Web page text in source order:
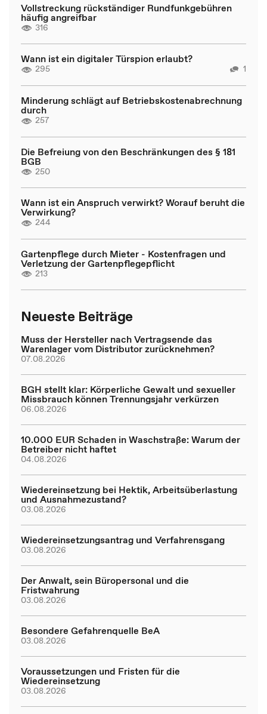
Vollstreckung rückständiger Rundfunkgebühren
häufig angreifbar
316
Wann ist ein digitaler Türspion erlaubt?
295 1
Minderung schlägt auf Betriebskostenabrechnung
durch
257
Die Befreiung von den Beschränkungen des § 181
BGB
250
Wann ist ein Anspruch verwirkt? Worauf beruht die
Verwirkung?
244
Gartenpflege durch Mieter - Kostenfragen und
Verletzung der Gartenpflegepflicht
213
Neueste Beiträge
Muss der Hersteller nach Vertragsende das
Warenlager vom Distributor zurücknehmen?
07.08.2026
BGH stellt klar: Körperliche Gewalt und sexueller
Missbrauch können Trennungsjahr verkürzen
06.08.2026
10.000 EUR Schaden in Waschstraße: Warum der
Betreiber nicht haftet
04.08.2026
Wiedereinsetzung bei Hektik, Arbeitsüberlastung
und Ausnahmezustand?
03.08.2026
Wiedereinsetzungsantrag und Verfahrensgang
03.08.2026
Der Anwalt, sein Büropersonal und die
Fristwahrung
03.08.2026
Besondere Gefahrenquelle BeA
03.08.2026
Voraussetzungen und Fristen für die
Wiedereinsetzung
03.08.2026